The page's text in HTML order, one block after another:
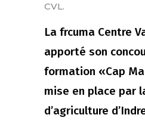
CVL.
La frcuma Centre
apporté son
formation «Cap
mise en place par
d’agriculture